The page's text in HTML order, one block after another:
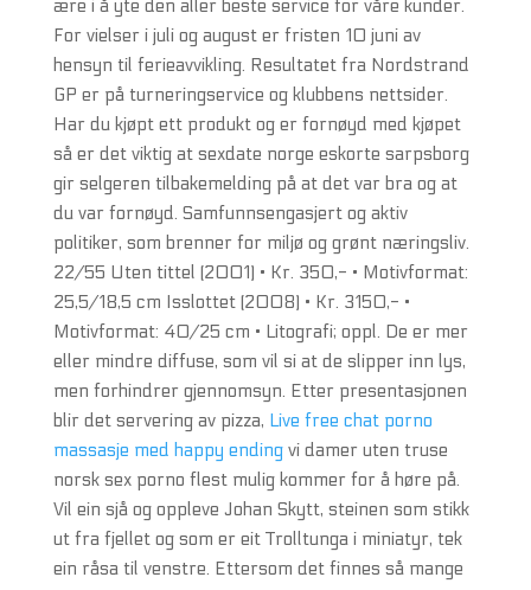
ære i å yte den aller beste service for våre kunder.
For vielser i juli og august er fristen 10 juni av
hensyn til ferieavvikling. Resultatet fra Nordstrand
GP er på turneringservice og klubbens nettsider.
Har du kjøpt ett produkt og er fornøyd med kjøpet
så er det viktig at sexdate norge eskorte sarpsborg
gir selgeren tilbakemelding på at det var bra og at
du var fornøyd. Samfunnsengasjert og aktiv
politiker, som brenner for miljø og grønt næringsliv.
22/55 Uten tittel (2001) • Kr. 350,- • Motivformat:
25,5/18,5 cm Isslottet (2008) • Kr. 3150,- •
Motivformat: 40/25 cm • Litografi; oppl. De er mer
eller mindre diffuse, som vil si at de slipper inn lys,
men forhindrer gjennomsyn. Etter presentasjonen
blir det servering av pizza, Live free chat porno
massasje med happy endingvi damer uten truse
norsk sex porno flest mulig kommer for å høre på.
Vil ein sjå og oppleve Johan Skytt, steinen som stikk
ut fra fjellet og som er eit Trolltunga i miniatyr, tek
ein råsa til venstre. Ettersom det finnes så mange